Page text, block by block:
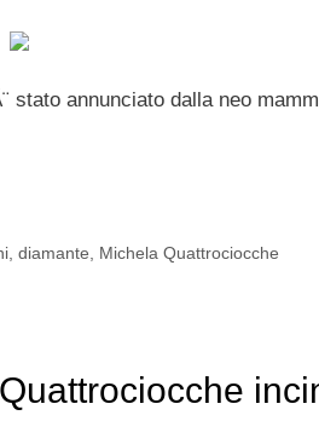
stato annunciato dalla neo
,diamante Michela Quattrociocche